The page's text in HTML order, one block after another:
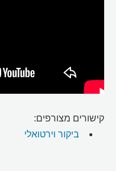
קישורים מצורפים:
ביקור וירטואלי